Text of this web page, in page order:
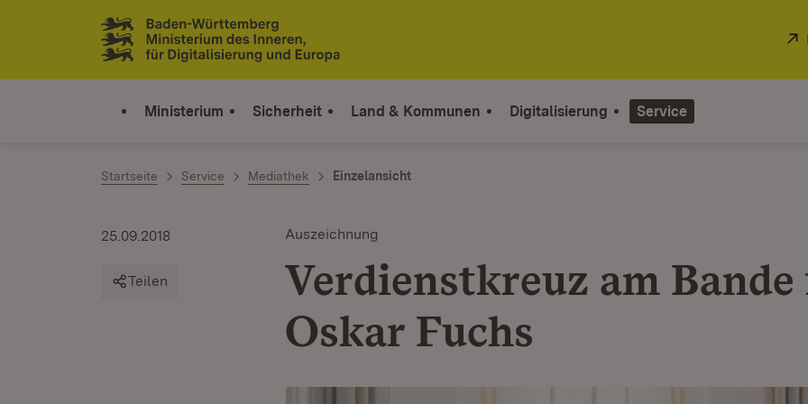
Zum Inhalt springen
Link zur Startseite
Ministerium Sicherheit Land & Kommunen Digitalisierung Service
Startseite Service Mediathek Einzelansicht
Auszeichnung
Verdienstkreuz am
Oskar Fuchs
25.09.2018
Teilen